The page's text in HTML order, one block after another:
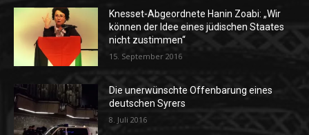
Knesset-Abgeordnete Hanin Zoabi: „Wir
können der Idee eines jüdischen Staates
nicht zustimmen“
15. September 2016
Die unerwünschte Offenbarung eines
deutschen Syrers
8. Juli 2016